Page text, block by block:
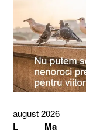
august 2026
L Ma